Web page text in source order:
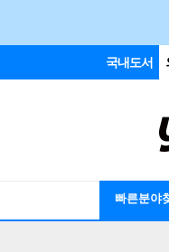
국내도서
빠른분야